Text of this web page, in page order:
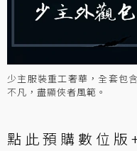
少主服裝重工奢華，全套包
不凡，盡顯俠者風範。
點此預購 數位